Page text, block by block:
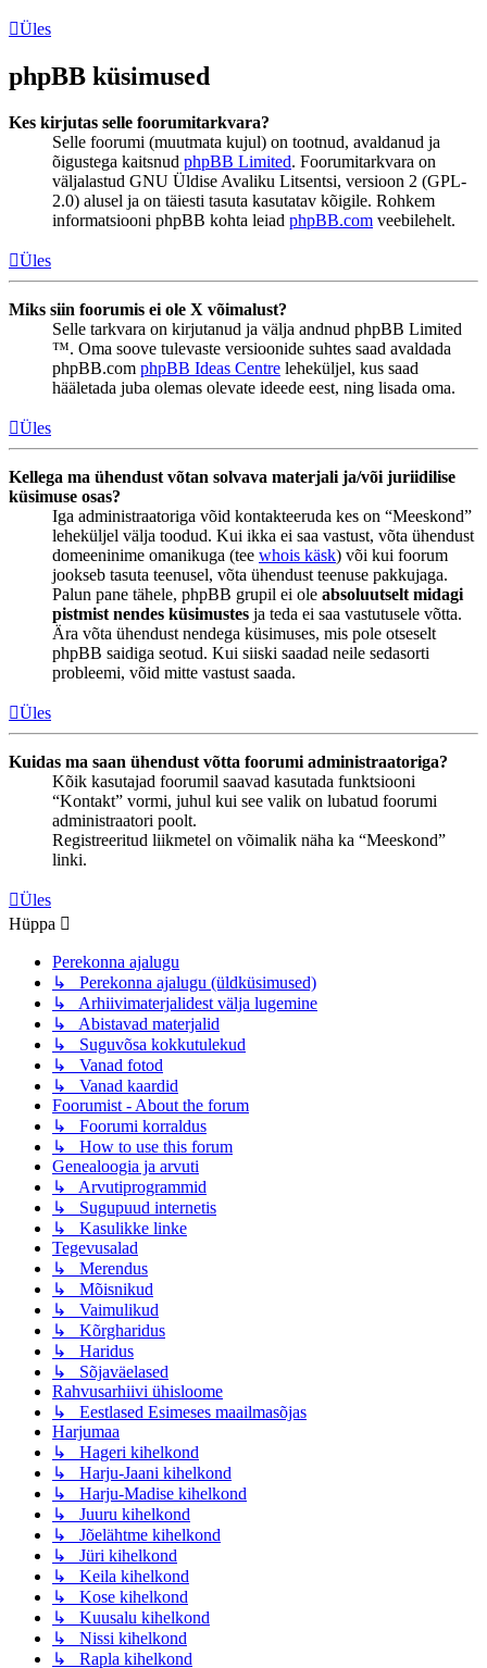
Üles
phpBB küsimused
Kes kirjutas selle foorumitarkvara?
Selle foorumi (muutmata kujul) on tootnud, avaldanud ja
õigustega kaitsnud phpBB Limited. Foorumitarkvara on
väljalastud GNU Üldise Avaliku Litsentsi, versioon 2 (GPL-
2.0) alusel ja on täiesti tasuta kasutatav kõigile. Rohkem
informatsiooni phpBB kohta leiad phpBB.com veebilehelt.
Üles
Miks siin foorumis ei ole X võimalust?
Selle tarkvara on kirjutanud ja välja andnud phpBB Limited
™. Oma soove tulevaste versioonide suhtes saad avaldada
phpBB.com phpBB Ideas Centre leheküljel, kus saad
hääletada juba olemas olevate ideede eest, ning lisada oma.
Üles
Kellega ma ühendust võtan solvava materjali ja/või juriidilise
küsimuse osas?
Iga administraatoriga võid kontakteeruda kes on “Meeskond”
leheküljel välja toodud. Kui ikka ei saa vastust, võta ühendust
domeeninime omanikuga (tee whois käsk) või kui foorum
jookseb tasuta teenusel, võta ühendust teenuse pakkujaga.
Palun pane tähele, phpBB grupil ei ole absoluutselt midagi
pistmist nendes küsimustes ja teda ei saa vastutusele võtta.
Ära võta ühendust nendega küsimuses, mis pole otseselt
phpBB saidiga seotud. Kui siiski saadad neile sedasorti
probleemi, võid mitte vastust saada.
Üles
Kuidas ma saan ühendust võtta foorumi administraatoriga?
Kõik kasutajad foorumil saavad kasutada funktsiooni
“Kontakt” vormi, juhul kui see valik on lubatud foorumi
administraatori poolt.
Registreeritud liikmetel on võimalik näha ka “Meeskond”
linki.
Üles
Hüppa
Perekonna ajalugu
↳ Perekonna ajalugu (üldküsimused)
↳ Arhiivimaterjalidest välja lugemine
↳ Abistavad materjalid
↳ Suguvõsa kokkutulekud
↳ Vanad fotod
↳ Vanad kaardid
Foorumist - About the forum
↳ Foorumi korraldus
↳ How to use this forum
Genealoogia ja arvuti
↳ Arvutiprogrammid
↳ Sugupuud internetis
↳ Kasulikke linke
Tegevusalad
↳ Merendus
↳ Mõisnikud
↳ Vaimulikud
↳ Kõrgharidus
↳ Haridus
↳ Sõjaväelased
Rahvusarhiivi ühisloome
↳ Eestlased Esimeses maailmasõjas
Harjumaa
↳ Hageri kihelkond
↳ Harju-Jaani kihelkond
↳ Harju-Madise kihelkond
↳ Juuru kihelkond
↳ Jõelähtme kihelkond
↳ Jüri kihelkond
↳ Keila kihelkond
↳ Kose kihelkond
↳ Kuusalu kihelkond
↳ Nissi kihelkond
↳ Rapla kihelkond